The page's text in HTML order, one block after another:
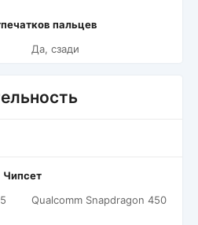
пальцев
Да, сзади
Чипсет
Qualcomm Snapdragon 450